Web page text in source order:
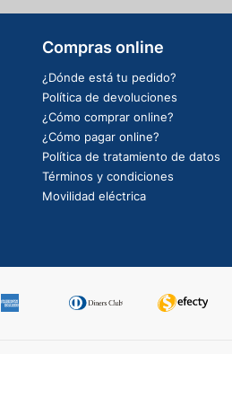
Compras online
¿Dónde está tu pedido?
Política de devoluciones
¿Cómo comprar online?
¿Cómo pagar online?
Política de tratamiento de datos
Términos y condiciones
Movilidad eléctrica